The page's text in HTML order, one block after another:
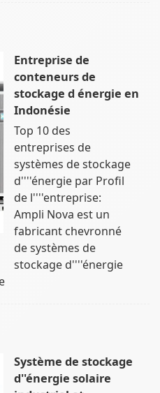
Entreprise de
conteneurs de
stockage d énergie en
Indonésie
Top 10 des
entreprises de
systèmes de stockage
d''''énergie par Profil
de l''''entreprise:
Ampli Nova est un
fabricant chevronné
de systèmes de
stockage d''''énergie
Système de stockage
d''énergie solaire